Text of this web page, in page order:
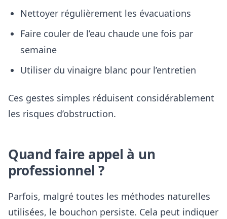
Nettoyer régulièrement les évacuations
Faire couler de l’eau chaude une fois par
semaine
Utiliser du vinaigre blanc pour l’entretien
Ces gestes simples réduisent considérablement
les risques d’obstruction.
Quand faire appel à un
professionnel ?
Parfois, malgré toutes les méthodes naturelles
utilisées, le bouchon persiste. Cela peut indiquer